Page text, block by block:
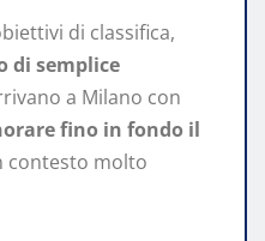
di classifica,
di semplice
a Milano con
fino in fondo il
contesto molto